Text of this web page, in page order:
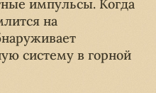
импульсы. Когда
на
систему в горной